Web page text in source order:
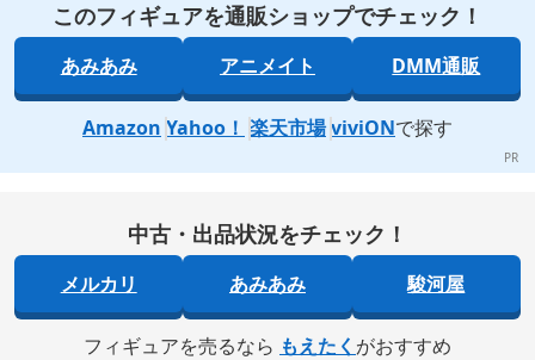
このフィギュアを通販ショップでチェック！
あみあみ アニメイト DMM通販
Amazon Yahoo！ 楽天市場 viviONで探す
中古・出品状況をチェック！
メルカリ あみあみ 駿河屋
フィギュアを売るなら もえたく がおすすめ